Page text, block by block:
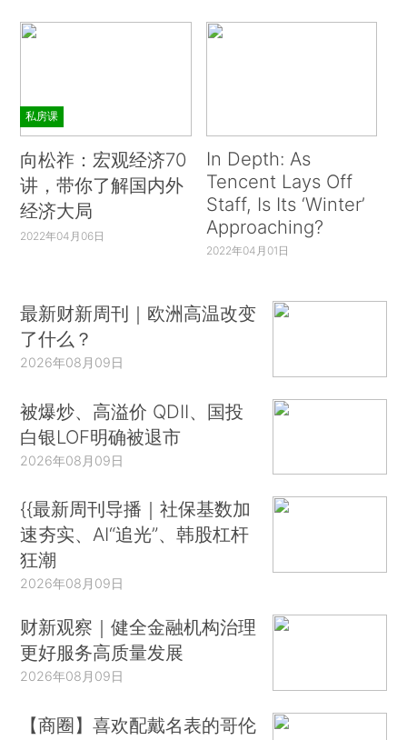
私房课
向松祚：宏观经济70
讲，带你了解国内外
经济大局
2022年04月06日
In Depth: As
Tencent Lays Off
Staff, Is Its ‘Winter’
Approaching?
2022年04月01日
最新财新周刊｜欧洲高温改变
了什么？
2026年08月09日
被爆炒、高溢价 QDII、国投
白银LOF明确被退市
2026年08月09日
{{最新周刊导播｜社保基数加
速夯实、AI“追光”、韩股杠杆
狂潮
2026年08月09日
财新观察｜健全金融机构治理
更好服务高质量发展
2026年08月09日
【商圈】喜欢配戴名表的哥伦